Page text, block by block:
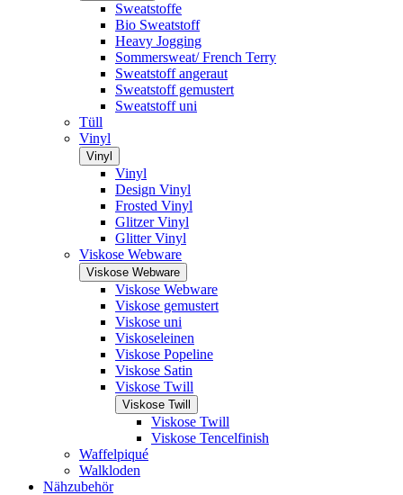
Sweatstoffe
Bio Sweatstoff
Heavy Jogging
Sommersweat/ French Terry
Sweatstoff angeraut
Sweatstoff gemustert
Sweatstoff uni
Tüll
Vinyl
Vinyl
Vinyl
Design Vinyl
Frosted Vinyl
Glitzer Vinyl
Glitter Vinyl
Viskose Webware
Viskose Webware
Viskose Webware
Viskose gemustert
Viskose uni
Viskoseleinen
Viskose Popeline
Viskose Satin
Viskose Twill
Viskose Twill
Viskose Twill
Viskose Tencelfinish
Waffelpiqué
Walkloden
Nähzubehör